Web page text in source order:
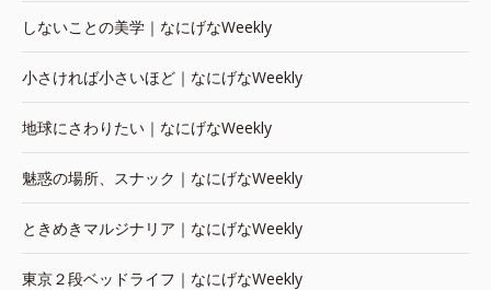
しないことの美学｜なにげなWeekly
小さければ小さいほど｜なにげなWeekly
地球にさわりたい｜なにげなWeekly
魅惑の場所、スナック｜なにげなWeekly
ときめきマルジナリア｜なにげなWeekly
東京２段ベッドライフ｜なにげなWeekly